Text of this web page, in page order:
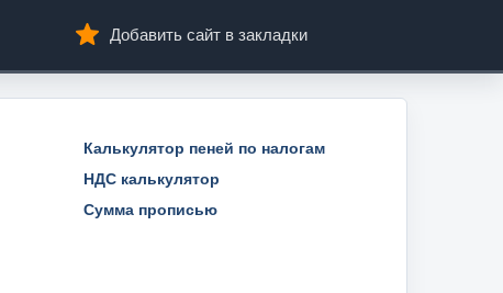
Добавить сайт в закладки
Калькулятор пеней по налогам
НДС калькулятор
Сумма прописью